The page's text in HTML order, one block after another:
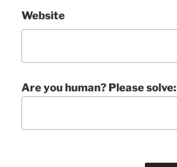
Website
Are you human? Please solve: